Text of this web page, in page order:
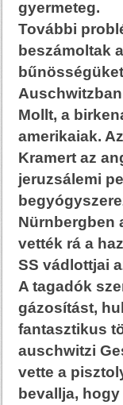
gyermeteg.
További
beszámoltak
Mollt, a
amerikaiak.
Kramert az
jeruzsálemi
Nürnbergben
vették rá a
SS vádlottjai
A tagadók
gázosítást,
fantasztikus
auschwitzi
vette a
bevallja,